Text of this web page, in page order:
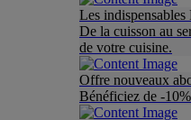
Les indispensables
De la cuisson au
de votre cuisine.
Offre nouveaux
Bénéficiez de -